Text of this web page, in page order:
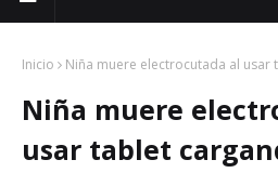
Inicio Niña muere electrocutada al usar
Niña muere
usar tablet